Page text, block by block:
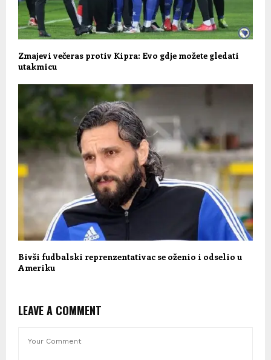
Zmajevi večeras protiv Kipra: Evo gdje možete gledati
utakmicu
Bivši fudbalski reprenzentativac se oženio i odselio u
Ameriku
LEAVE A COMMENT